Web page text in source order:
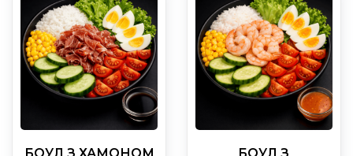
БОУЛ З ХАМОНОМ БОУЛ З